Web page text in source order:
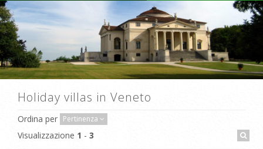
Holiday villas in Veneto
Ordina per Pertinenza
Visualizzazione 1 - 3